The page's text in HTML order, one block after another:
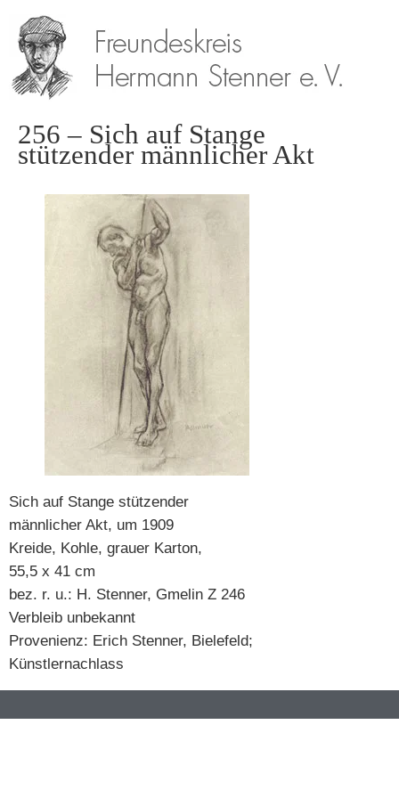
256 – Sich auf Stange
stützender männlicher Akt
Sich auf Stange stützender
männlicher Akt, um 1909
Kreide, Kohle, grauer Karton,
55,5 x 41 cm
bez. r. u.: H. Stenner, Gmelin Z 246
Verbleib unbekannt
Provenienz: Erich Stenner, Bielefeld;
Künstlernachlass